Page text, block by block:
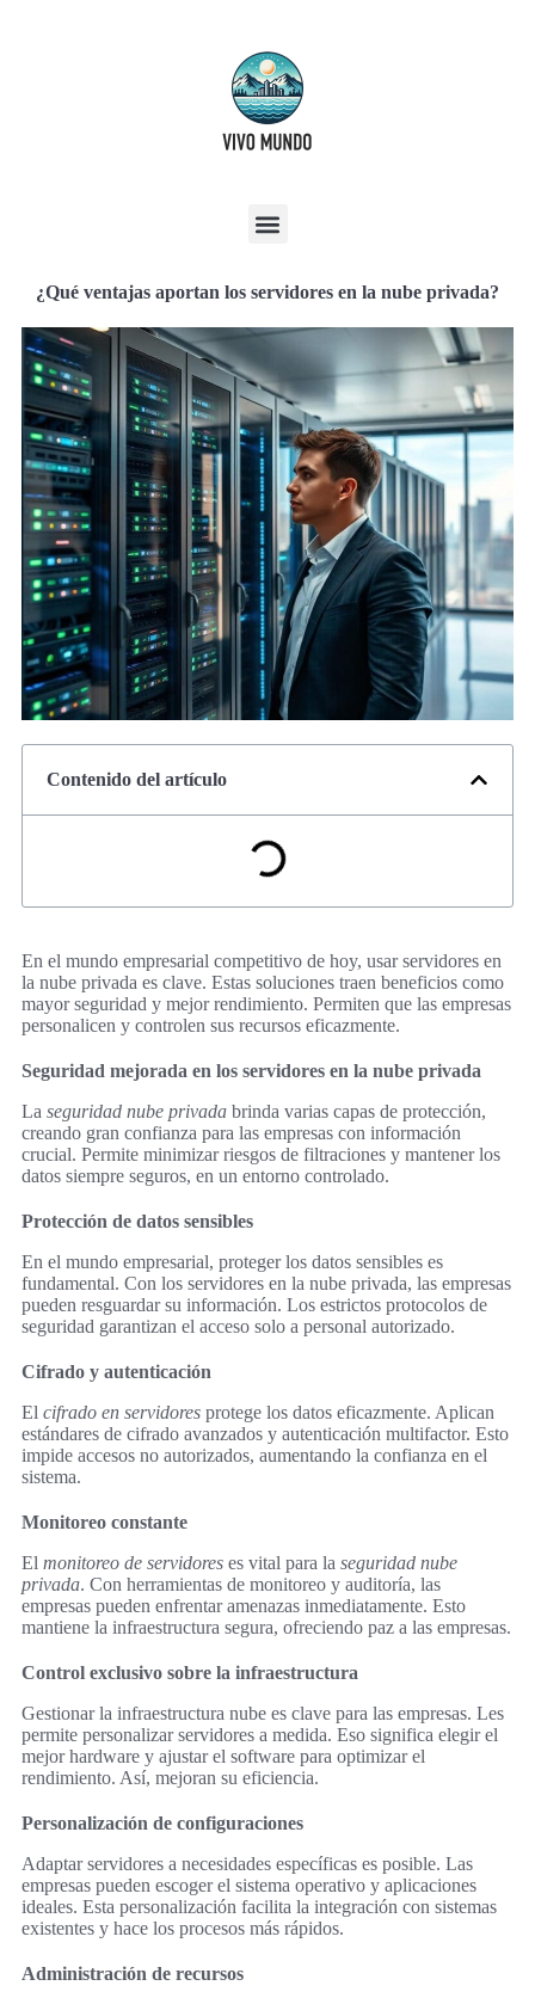
¿Qué ventajas aportan los servidores en la nube privada?
Contenido del artículo
En el mundo empresarial competitivo de hoy, usar servidores en
la nube privada es clave. Estas soluciones traen beneficios como
mayor seguridad y mejor rendimiento. Permiten que las empresas
personalicen y controlen sus recursos eficazmente.
Seguridad mejorada en los servidores en la nube privada
La seguridad nube privada brinda varias capas de protección,
creando gran confianza para las empresas con información
crucial. Permite minimizar riesgos de filtraciones y mantener los
datos siempre seguros, en un entorno controlado.
Protección de datos sensibles
En el mundo empresarial, proteger los datos sensibles es
fundamental. Con los servidores en la nube privada, las empresas
pueden resguardar su información. Los estrictos protocolos de
seguridad garantizan el acceso solo a personal autorizado.
Cifrado y autenticación
El cifrado en servidores protege los datos eficazmente. Aplican
estándares de cifrado avanzados y autenticación multifactor. Esto
impide accesos no autorizados, aumentando la confianza en el
sistema.
Monitoreo constante
El monitoreo de servidores es vital para la seguridad nube
privada. Con herramientas de monitoreo y auditoría, las
empresas pueden enfrentar amenazas inmediatamente. Esto
mantiene la infraestructura segura, ofreciendo paz a las empresas.
Control exclusivo sobre la infraestructura
Gestionar la infraestructura nube es clave para las empresas. Les
permite personalizar servidores a medida. Eso significa elegir el
mejor hardware y ajustar el software para optimizar el
rendimiento. Así, mejoran su eficiencia.
Personalización de configuraciones
Adaptar servidores a necesidades específicas es posible. Las
empresas pueden escoger el sistema operativo y aplicaciones
ideales. Esta personalización facilita la integración con sistemas
existentes y hace los procesos más rápidos.
Administración de recursos